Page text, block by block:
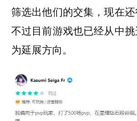
筛选出他们的交集，现在还
不过目前游戏也已经从中
为延展方向。